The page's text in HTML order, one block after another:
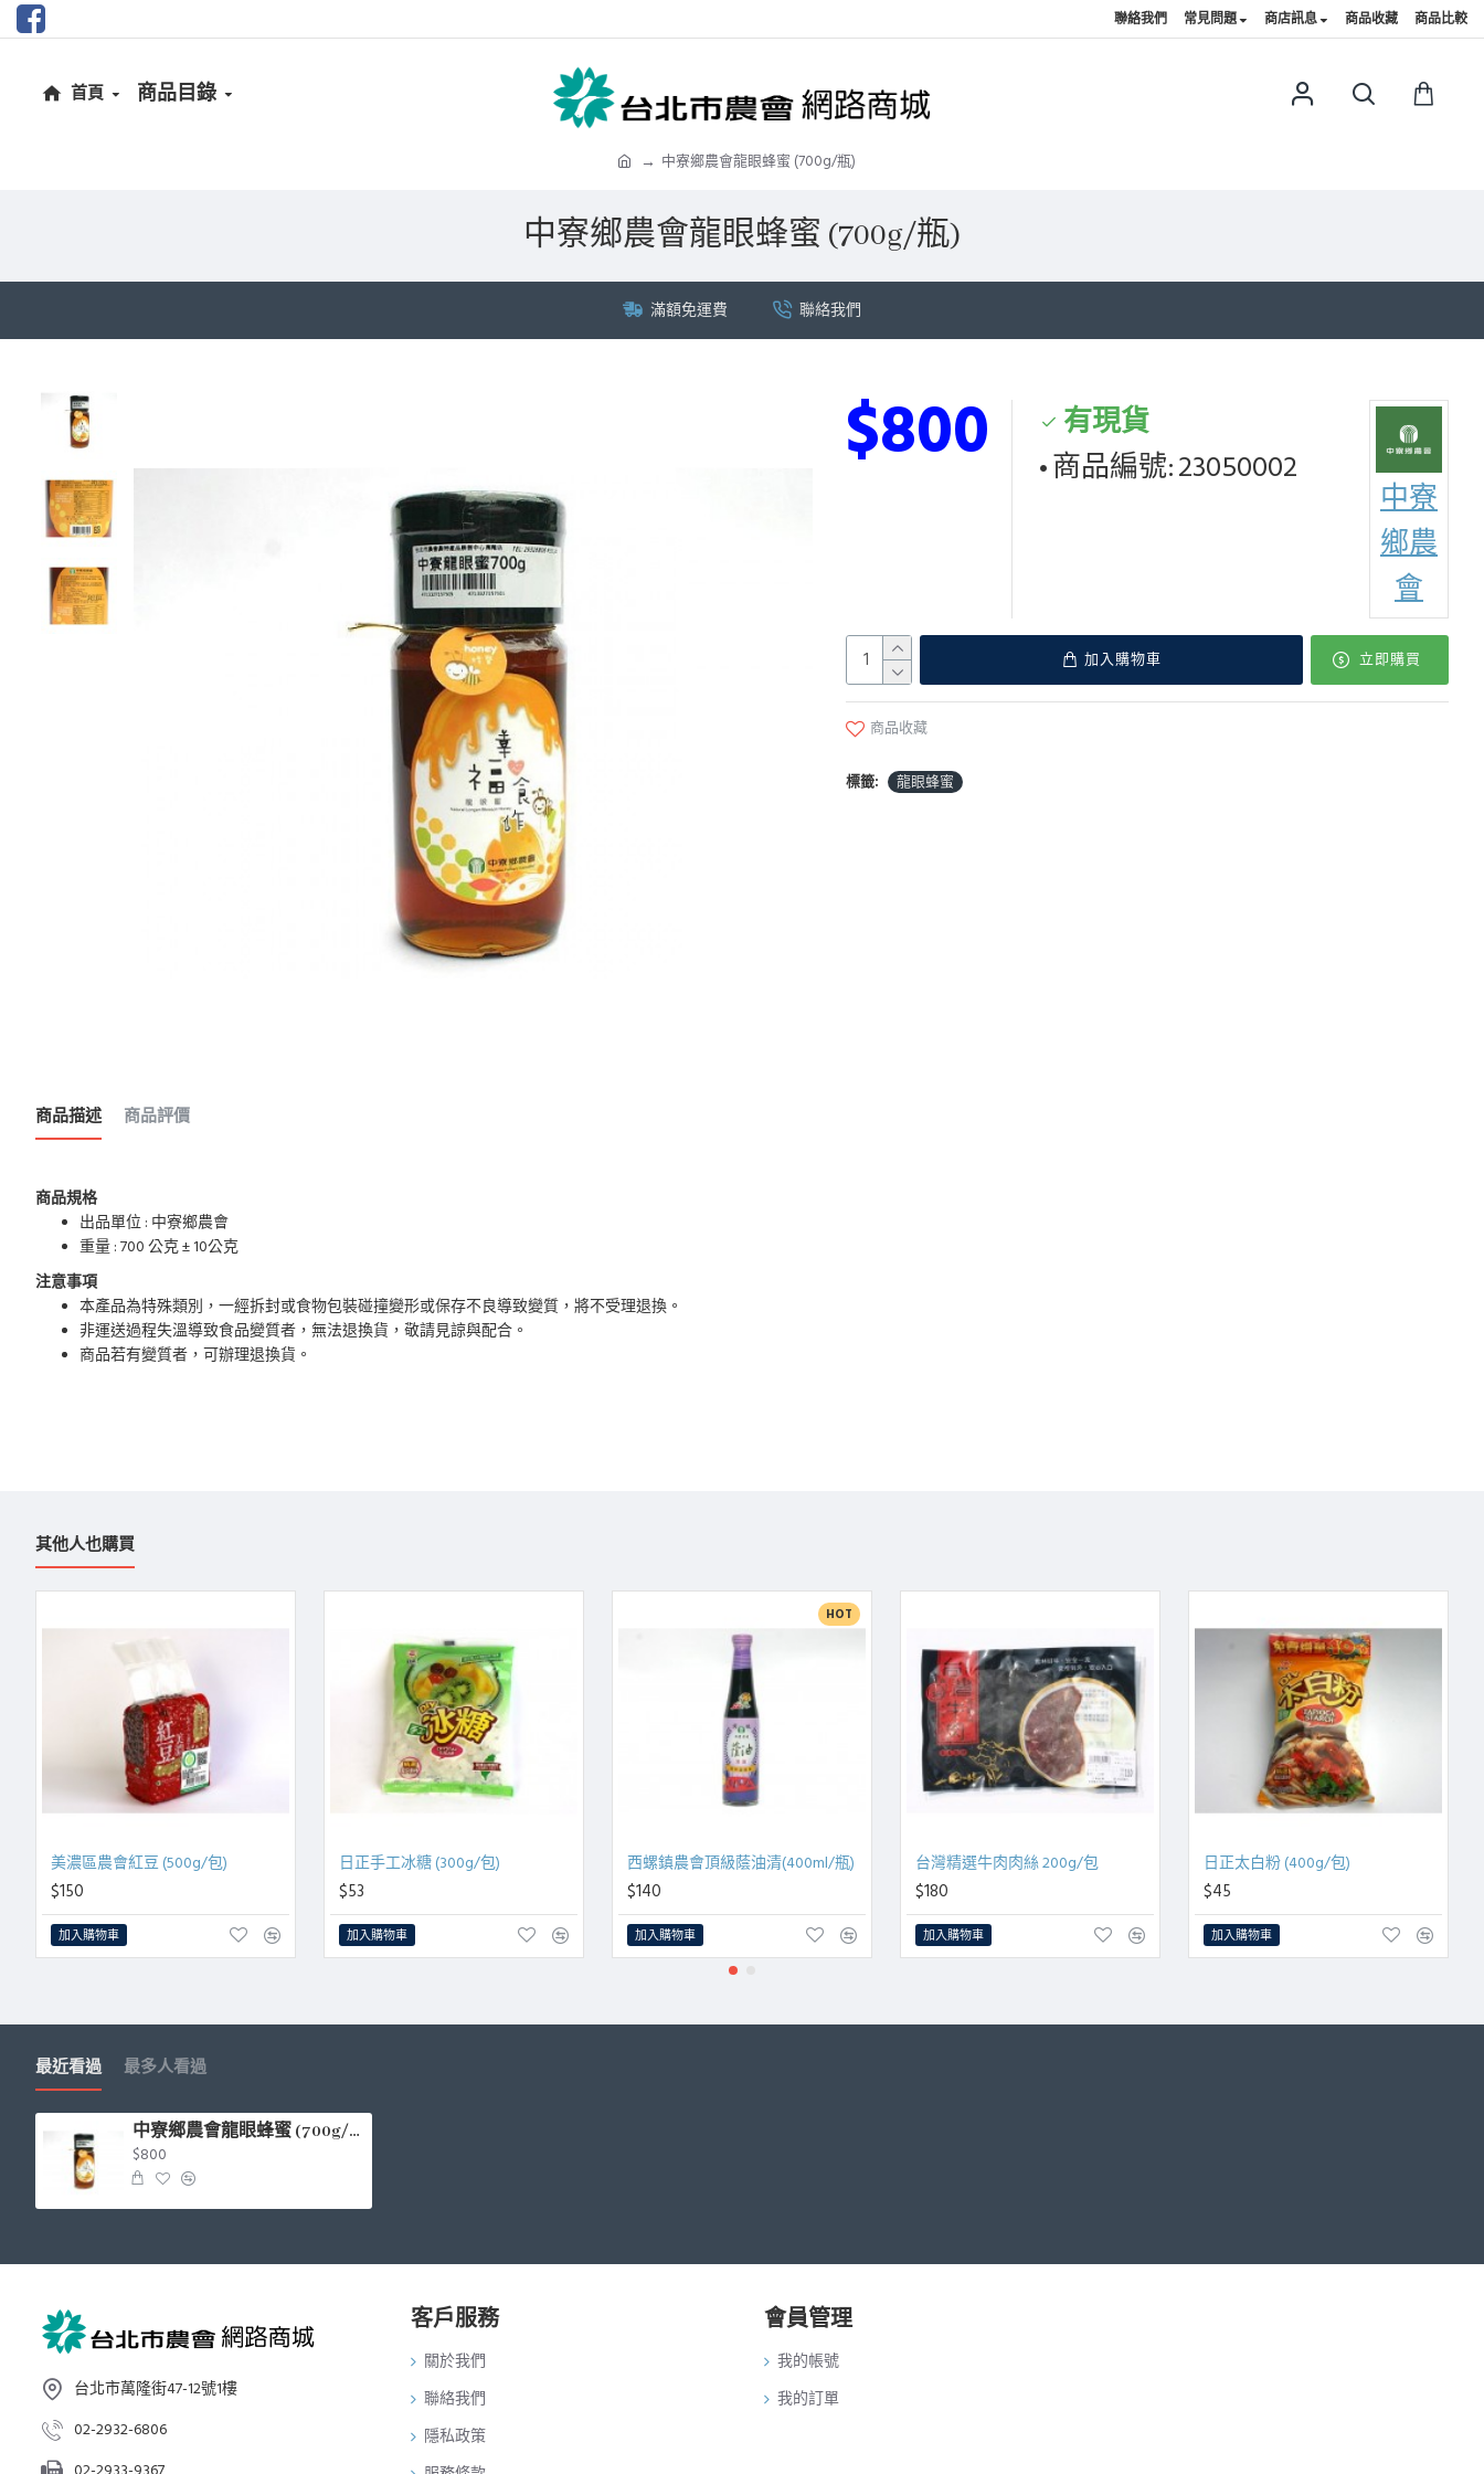
聯絡我們 常見問題 商店訊息 商品收藏 商品比較
首頁 商品目錄
中寮鄉農會龍眼蜂蜜 (700g/瓶)
中寮鄉農會龍眼蜂蜜 (700g/瓶)
滿額免運費 聯絡我們
$800
有現貨
商品編號:23050002
中寮
鄉農
會
加入購物車 立即購買
商品收藏
標籤: 龍眼蜂蜜
商品描述 商品評價
商品規格
出品單位 : 中寮鄉農會
重量 : 700 公克 ± 10公克
注意事項
本產品為特殊類別，一經拆封或食物包裝碰撞變形或保存不良導致變質，將不受理退換。
非運送過程失溫導致食品變質者，無法退換貨，敬請見諒與配合。
商品若有變質者，可辦理退換貨。
其他人也購買
美濃區農會紅豆 (500g/包)
$150
加入購物車
日正手工冰糖 (300g/包)
$53
加入購物車
HOT
西螺鎮農會頂級蔭油清(400ml/瓶)
$140
加入購物車
台灣精選牛肉肉絲 200g/包
$180
加入購物車
日正太白粉 (400g/包)
$45
加入購物車
最近看過 最多人看過
中寮鄉農會龍眼蜂蜜 (700g/瓶)
$800
台北市萬隆街47-12號1樓
02-2932-6806
客戶服務
關於我們
聯絡我們
隱私政策
會員管理
我的帳號
我的訂單